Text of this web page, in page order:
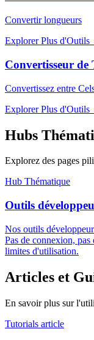
Convertir longueurs
Explorer Plus d'Outils
Convertisseur de
Convertissez entre
Explorer Plus d'Outils
Hubs
Explorez des pages
Hub Thématique
Outils
Nos outils
Pas de connexion, pas
limites d'utilisation.
Articles et
En savoir plus sur
Tutorials article